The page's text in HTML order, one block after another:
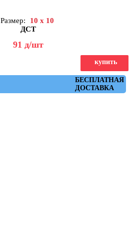
Размер:
10 x 10
ДСТ
91 д/шт
БЕСПЛАТНАЯ
ДОСТАВКА
купить